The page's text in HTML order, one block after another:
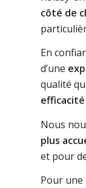
côté de
En
d’une
qualité
Nous
plus
et pour
Pour une